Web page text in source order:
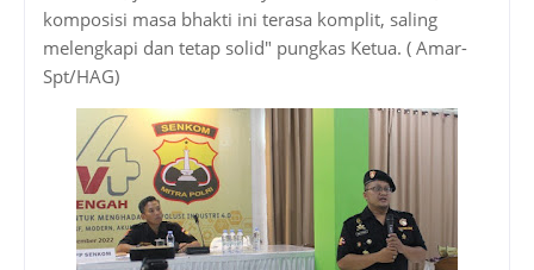
komposisi masa bhakti ini terasa komplit, saling
melengkapi dan tetap solid" pungkas Ketua. ( Amar-
Spt/HAG)